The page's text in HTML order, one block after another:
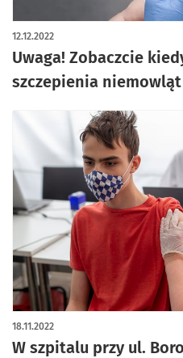
Uwaga! Zobaczcie
szczepienia niemowląt
12.12.2022
artykuł z galerią zdjęć
W szpitalu przy ul.
18.11.2022